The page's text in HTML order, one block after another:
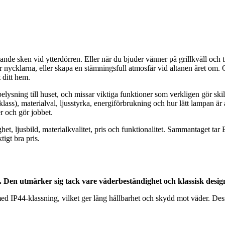
sken vid ytterdörren. Eller när du bjuder vänner på grillkväll
eller skapa en stämningsfull atmosfär vid altanen året om.
ditt hem.
till huset, och missar viktiga funktioner som verkligen gör
materialval, ljusstyrka, energiförbrukning och hur lätt lampan
och gör jobbet.
ljusbild, materialkvalitet, pris och funktionalitet. Sammantaget tar
bra pris.
utmärker sig tack vare väderbeständighet och klassisk
IP44-klassning, vilket ger lång hållbarhet och skydd mot väder.